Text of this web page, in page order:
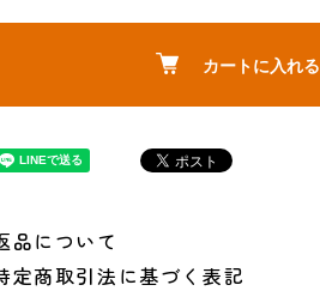
カートに入れる
品について
定商取引法に基づく表記